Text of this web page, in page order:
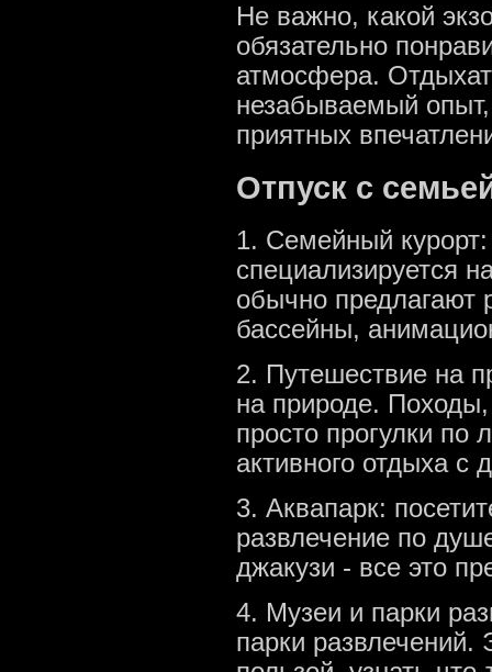
Не важно, какой
обязательно
атмосфера.
незабываемый
приятных
Отпуск с
1. Семейный курорт:
специализируется
обычно предлагают
бассейны,
2. Путешествие на
на природе. Походы,
просто прогулки по
активного отдыха с
3. Аквапарк:
развлечение по
джакузи - все это
4. Музеи и парки
парки развлечений.